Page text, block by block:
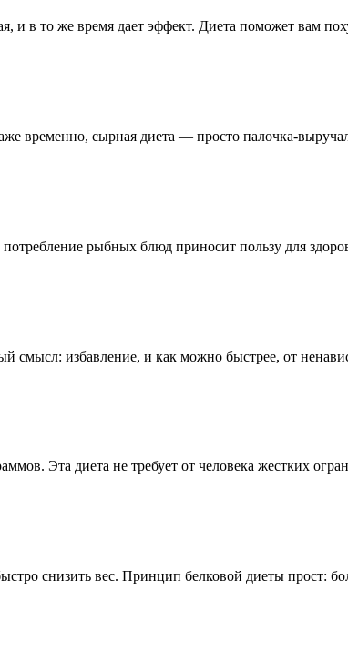
в то же время дает эффект. Диета поможет вам
временно, сырная диета — просто палочка-
рыбных блюд приносит пользу для
смысл: избавление, и как можно быстрее, от
Эта диета не требует от человека жестких
снизить вес. Принцип белковой диеты прост: